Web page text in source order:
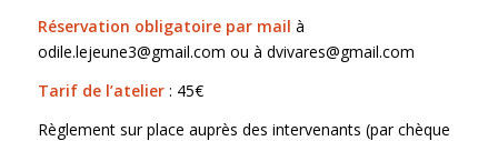
Réservation obligatoire par mail à
odile.lejeune3@gmail.com ou à dvivares@gmail.com
Tarif de l’atelier: 45€
Règlement sur place auprès des intervenants (par chèque